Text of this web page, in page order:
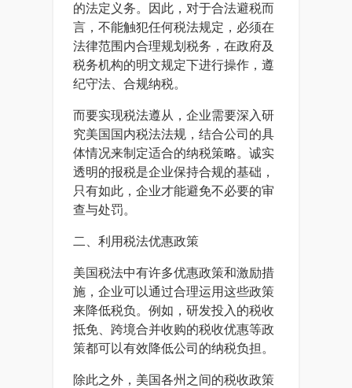
的法定义务。因此，对于合法避税而
言，不能触犯任何税法规定，必须在
法律范围内合理规划税务，在政府及
税务机构的明文规定下进行操作，遵
纪守法、合规纳税。
而要实现税法遵从，企业需要深入研
究美国国内税法法规，结合公司的具
体情况来制定适合的纳税策略。诚实
透明的报税是企业保持合规的基础，
只有如此，企业才能避免不必要的审
查与处罚。
二、利用税法优惠政策
美国税法中有许多优惠政策和激励措
施，企业可以通过合理运用这些政策
来降低税负。例如，研发投入的税收
抵免、跨境合并收购的税收优惠等政
策都可以有效降低公司的纳税负担。
除此之外，美国各州之间的税收政策